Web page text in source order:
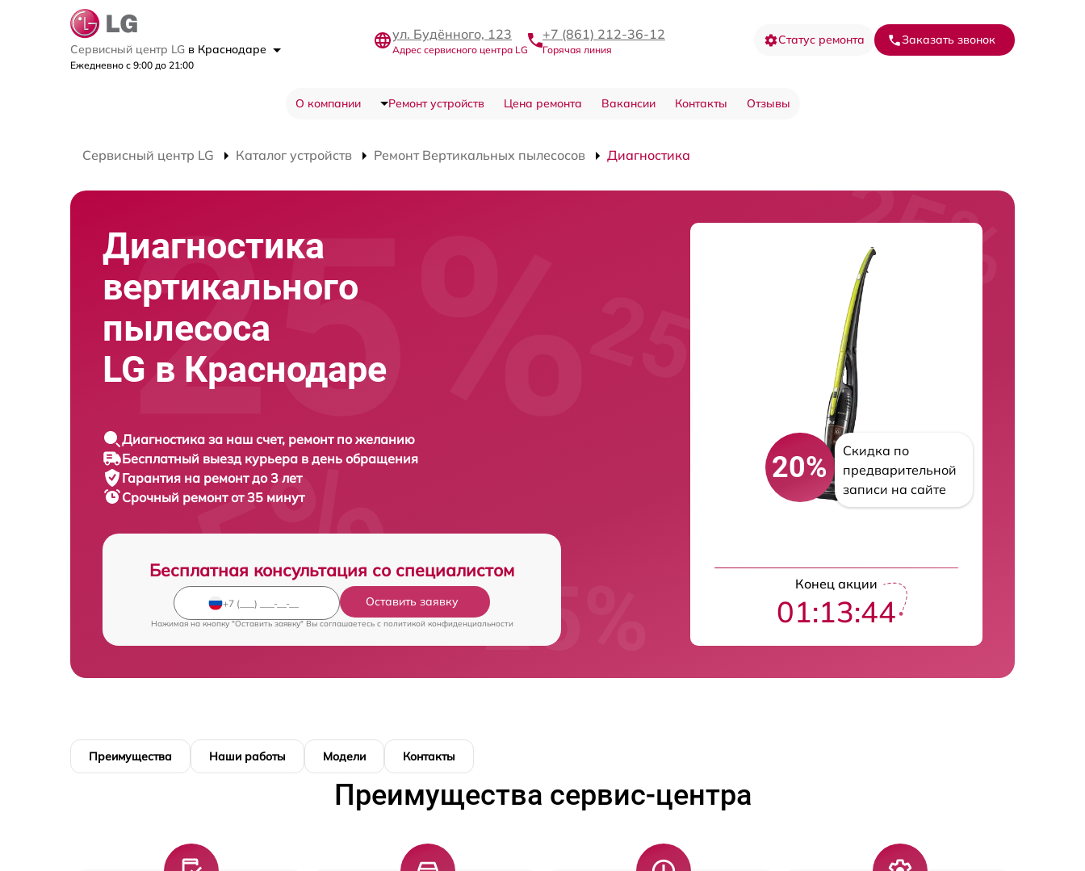
Сервисный центр LG в Краснодаре
Ежедневно с 9:00 до 21:00
ул. Будённого, 123
Адрес сервисного центра LG
+7 (861) 212-36-12
Горячая линия
Статус ремонта Заказать звонок
О компании Ремонт устройств Цена ремонта Вакансии Контакты Отзывы
Сервисный центр LG Каталог устройств Ремонт Вертикальных пылесосов Диагностика
Диагностика
вертикального
пылесоса
LG в Краснодаре
Диагностика за наш счет, ремонт по желанию
Бесплатный выезд курьера в день обращения
Гарантия на ремонт до 3 лет
Срочный ремонт от 35 минут
Бесплатная консультация со специалистом
Оставить заявку
Нажимая на кнопку "Оставить заявку" Вы соглашаетесь c политикой конфиденциальности
20%
Скидка по
предварительной
записи на сайте
Конец акции
01:13:43
Преимущества Наши работы Модели Контакты
Преимущества сервис-центра